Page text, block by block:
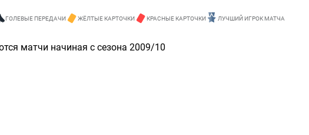
ГОЛЕВЫЕ ПЕРЕДАЧИ ЖЁЛТЫЕ КАРТОЧКИ КРАСНЫЕ КАРТОЧКИ ЛУЧШИЙ ИГРОК МАТЧА
матчи начиная с сезона 2009/10